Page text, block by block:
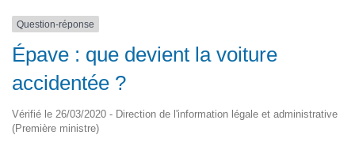
Question-réponse
Épave : que devient la voiture
accidentée ?
Vérifié le 26/03/2020 - Direction de l'information légale et administrative
(Première ministre)